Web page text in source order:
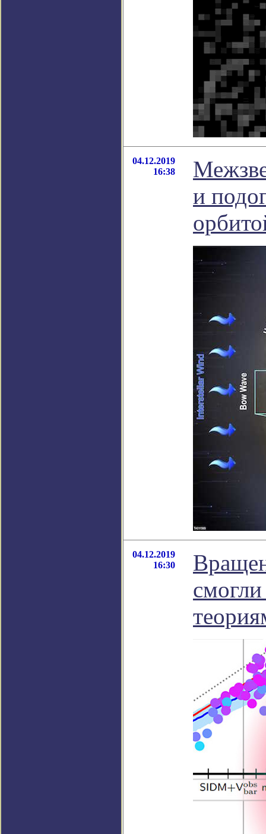
04.12.2019
16:38
и
04.12.2019
16:30